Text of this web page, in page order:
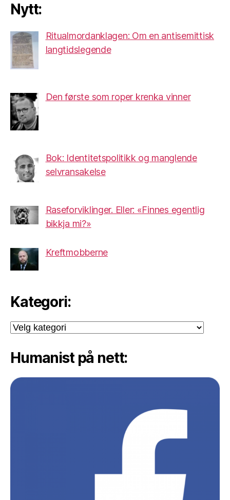
Nytt:
Ritualmordanklagen: Om en antisemittisk
langtidslegende
Den første som roper krenka vinner
Bok: Identitetspolitikk og manglende
selvransakelse
Raseforviklinger. Eller: «Finnes egentlig
bikkja mi?»
Kreftmobberne
Kategori:
Kategori:
Humanist på nett: